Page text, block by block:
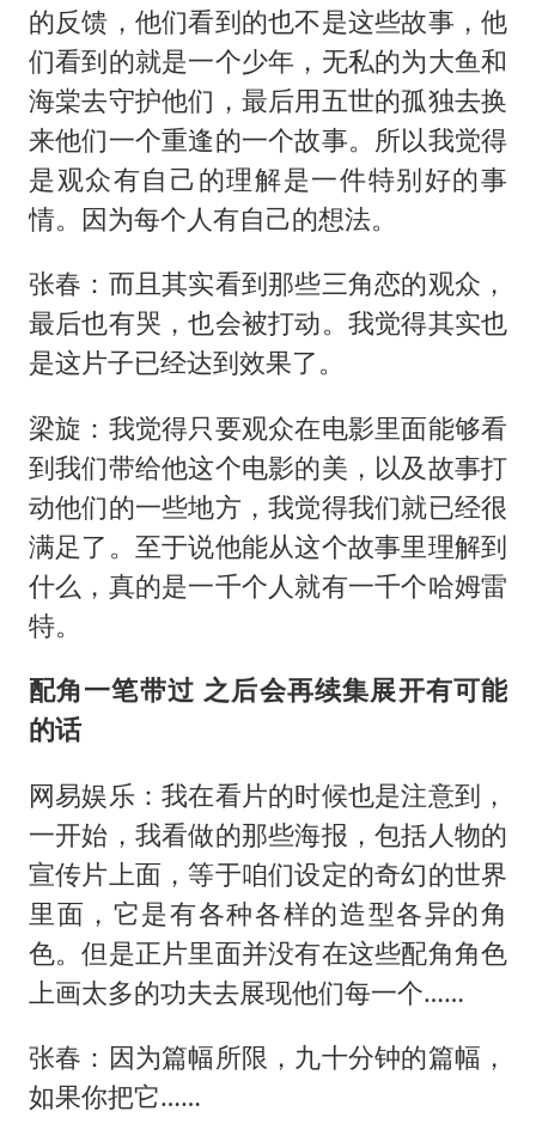
的反馈，他们看到的也不是这些故事，他
们看到的就是一个少年，无私的为大鱼和
海棠去守护他们，最后用五世的孤独去换
来他们一个重逢的一个故事。所以我觉得
是观众有自己的理解是一件特别好的事
情。因为每个人有自己的想法。
张春：而且其实看到那些三角恋的观众，
最后也有哭，也会被打动。我觉得其实也
是这片子已经达到效果了。
梁旋：我觉得只要观众在电影里面能够看
到我们带给他这个电影的美，以及故事打
动他们的一些地方，我觉得我们就已经很
满足了。至于说他能从这个故事里理解到
什么，真的是一千个人就有一千个哈姆雷
特。
配角一笔带过 之后会再续集展开有可能
的话
网易娱乐：我在看片的时候也是注意到，
一开始，我看做的那些海报，包括人物的
宣传片上面，等于咱们设定的奇幻的世界
里面，它是有各种各样的造型各异的角
色。但是正片里面并没有在这些配角角色
上画太多的功夫去展现他们每一个……
张春：因为篇幅所限，九十分钟的篇幅，
如果你把它……